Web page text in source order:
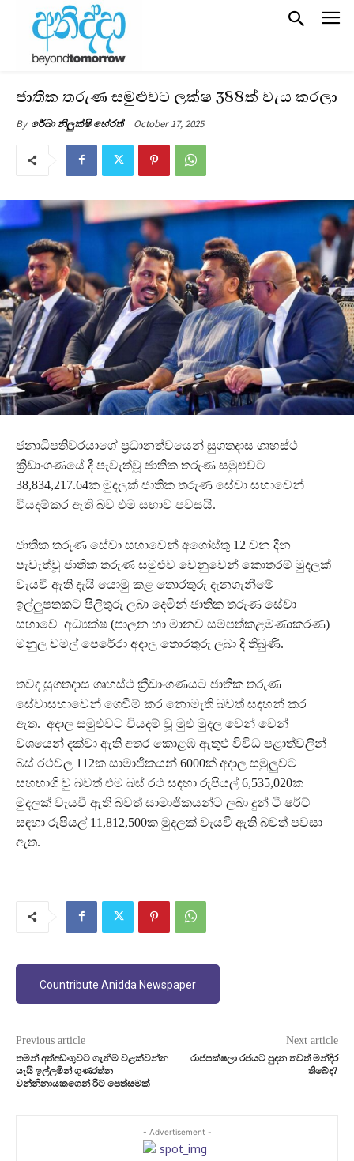
ජාතික තරුණ සමුළුවට ලක්ෂ 388ක් වැය කරලා
By රේඛා නිලුක්ෂි හේරත් October 17, 2025
ජනාධිපතිවරයාගේ ප්‍රධානත්වයෙන් සුගතදාස ගෘහස්ථ
ක්‍රිඩාංගණයේ දී පැවැත්වූ ජාතික තරුණ සමුළුවට
38,834,217.64ක මුදලක් ජාතික තරුණ සේවා සභාවෙන්
වියදම්කර ඇති බව එම සභාව පවසයි.
ජාතික තරුණ සේවා සභාවෙන් අගෝස්තු 12 වන දින
පැවැත්වූ ජාතික තරුණ සමුළුව වෙනුවෙන් කොතරම් මුදලක්
වැයවී ඇති දැයි යොමු කළ තොරතුරු දැනගැනීමේ
ඉල්ලුපතකට පිලිතුරු ලබා දෙමින් ජාතික තරුණ සේවා
සභාවේ අධ්‍යක්ෂ (පාලන හා මානව සම්පත්කළමණාකරණ)
මනුල චමල් පෙරේරා අදාල තොරතුරු ලබා දී තිබුණි.
තවද සුගතදාස ගෘහස්ථ ක්‍රීඩාංගණයට ජාතික තරුණ
සේවාසභාවෙන් ගෙවීම් කර නොමැති බවත් සදහන් කර
ඇත. අදාල සමුළුවට වියදම් වූ මුළු මුදල වෙන් වෙන්
වශයෙන් දක්වා ඇති අතර කොළඹ ඇතුළු විවිධ පළාත්වලින්
බස් රථවල 112ක සාමාජිකයන් 6000ක් අදාල සමුලුවට
සහභාගි වු බවත් එම බස් රථ සඳහා රුපියල් 6,535,020ක
මුදලක් වැයවී ඇති බවත් සාමාජිකයන්ට ලබා දුන් ටී ෂර්ට්
සඳහා රුපියල් 11,812,500ක මුදලක් වැයවී ඇති බවත් පවසා
ඇත.
Countribute Anidda Newspaper
Previous article
තමන් අත්අඩංගුවට ගැනීම වළක්වන්න
යැයි ඉල්ලමින් ගුණරත්න
වන්නිනායකගෙන් රිට් පෙත්සමක්
Next article
රාජපක්ෂලා රජයට පුදන තවත් මන්දිර
තිබේද?
- Advertisement -